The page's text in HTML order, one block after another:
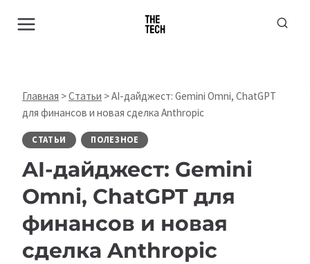
Главная >Статьи >AI-дайджест: Gemini Omni, ChatGPT
для финансов и новая сделка Anthropic
СТАТЬИ ПОЛЕЗНОЕ
AI-дайджест: Gemini
Omni, ChatGPT для
финансов и новая
сделка Anthropic